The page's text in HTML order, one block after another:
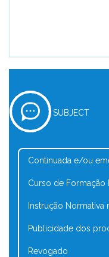
SUBJECT
Continuada e/ou
Curso de Formação
Instrução Normativa
Publicidade dos
Revogado